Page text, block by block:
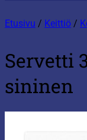
Etusivu / Keittiö /
Servetti
sininen